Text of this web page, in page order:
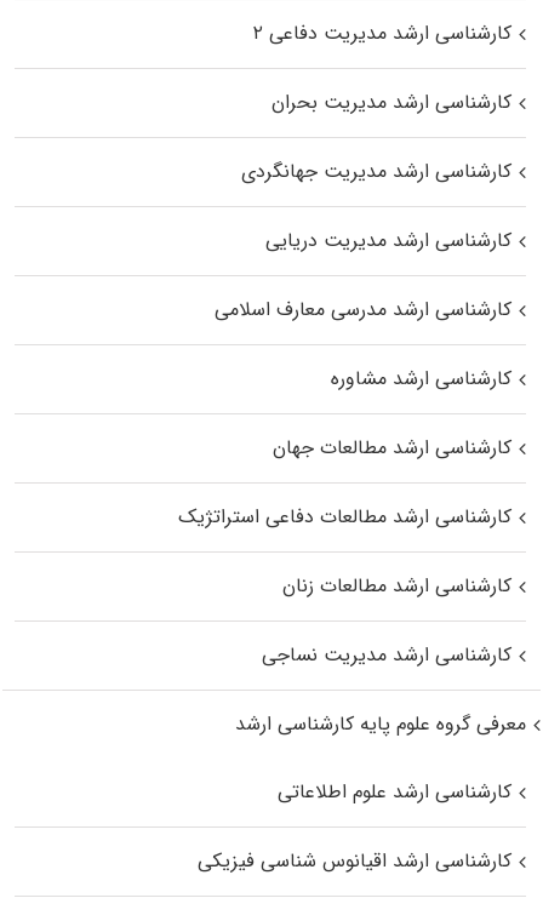
کارشناسی ارشد مدیریت دفاعی ۲
کارشناسی ارشد مدیریت بحران
کارشناسی ارشد مدیریت جهانگردی
کارشناسی ارشد مدیریت دریایی
کارشناسی ارشد مدرسی معارف اسلامی
کارشناسی ارشد مشاوره
کارشناسی ارشد مطالعات جهان
کارشناسی ارشد مطالعات دفاعی استراتژیک
کارشناسی ارشد مطالعات زنان
کارشناسی ارشد مدیریت نساجی
معرفی گروه علوم پایه کارشناسی ارشد
کارشناسی ارشد علوم اطلاعاتی
کارشناسی ارشد اقیانوس‌ شناسی فیزیکی